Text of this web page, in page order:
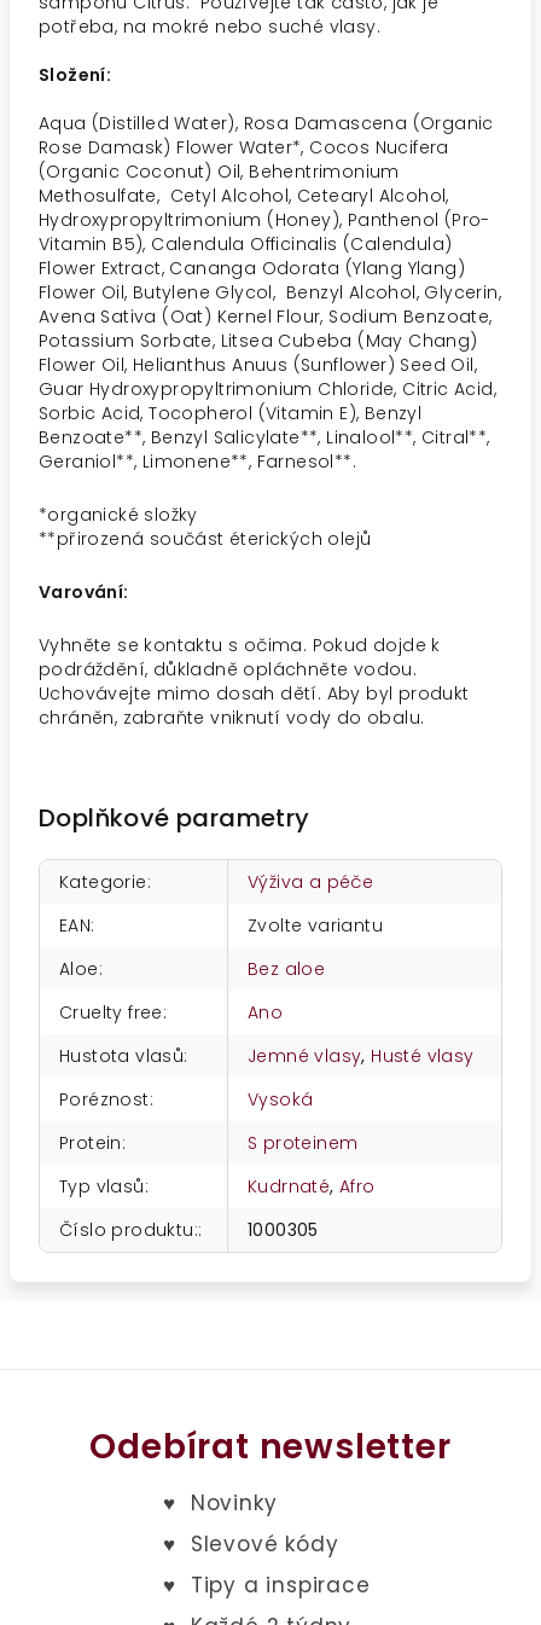
potřeba, na mokré nebo suché vlasy.
Složení:
Aqua (Distilled Water), Rosa Damascena (Organic
Rose Damask) Flower Water*, Cocos Nucifera
(Organic Coconut) Oil, Behentrimonium
Methosulfate, Cetyl Alcohol, Cetearyl Alcohol,
Hydroxypropyltrimonium (Honey), Panthenol (Pro-
Vitamin B5), Calendula Officinalis (Calendula)
Flower Extract, Cananga Odorata (Ylang Ylang)
Flower Oil, Butylene Glycol, Benzyl Alcohol, Glycerin,
Avena Sativa (Oat) Kernel Flour, Sodium Benzoate,
Potassium Sorbate, Litsea Cubeba (May Chang)
Flower Oil, Helianthus Anuus (Sunflower) Seed Oil,
Guar Hydroxypropyltrimonium Chloride, Citric Acid,
Sorbic Acid, Tocopherol (Vitamin E), Benzyl
Benzoate**, Benzyl Salicylate**, Linalool**, Citral**,
Geraniol**, Limonene**, Farnesol**.
*organické složky
**přirozená součást éterických olejů
Varování:
Vyhněte se kontaktu s očima. Pokud dojde k
podráždění, důkladně opláchněte vodou.
Uchovávejte mimo dosah dětí. Aby byl produkt
chráněn, zabraňte vniknutí vody do obalu.
Doplňkové parametry
Kategorie:
Výživa a péče
EAN:
Zvolte variantu
Aloe:
Bez aloe
Cruelty free:
Ano
Hustota vlasů: Jemné vlasy, Husté vlasy
Poréznost:
Vysoká
Protein:
S proteinem
Typ vlasů: Kudrnaté,Afro
Číslo produktu:: 1000305
Odebírat newsletter